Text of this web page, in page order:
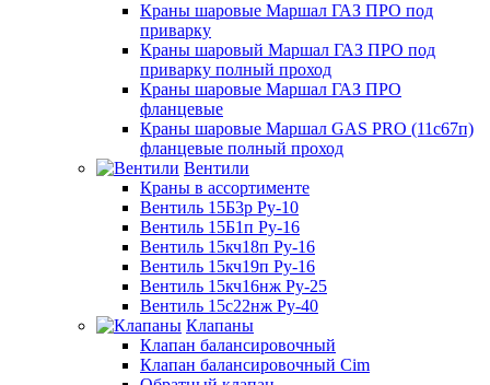
Краны шаровые Маршал ГАЗ ПРО под
приварку
Краны шаровый Маршал ГАЗ ПРО под
приварку полный проход
Краны шаровые Маршал ГАЗ ПРО
фланцевые
Краны шаровые Маршал GAS PRO (11с67п)
фланцевые полный проход
Вентили
Краны в ассортименте
Вентиль 15Б3р Ру-10
Вентиль 15Б1п Ру-16
Вентиль 15кч18п Ру-16
Вентиль 15кч19п Ру-16
Вентиль 15кч16нж Ру-25
Вентиль 15с22нж Ру-40
Клапаны
Клапан балансировочный
Клапан балансировочный Cim